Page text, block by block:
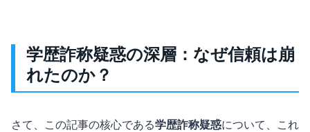
学歴詐称疑惑の深層：なぜ信頼は崩
れたのか？
さて、この記事の核心である学歴詐称疑惑について、これ